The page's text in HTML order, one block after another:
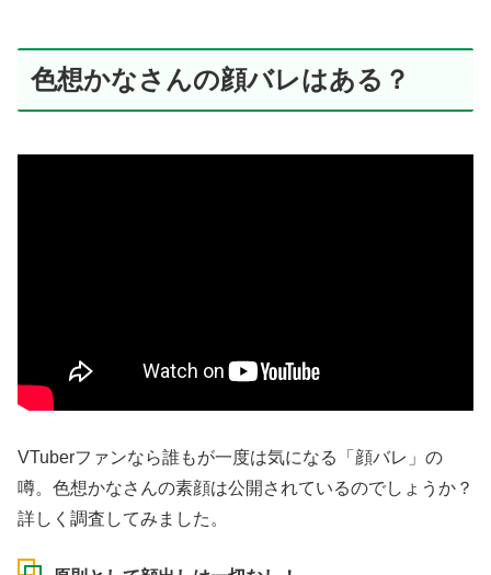
色想かなさんの顔バレはある？
VTuberファンなら誰もが一度は気になる「顔バレ」の
噂。色想かなさんの素顔は公開されているのでしょうか？
詳しく調査してみました。